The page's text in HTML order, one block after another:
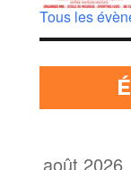
Tous les